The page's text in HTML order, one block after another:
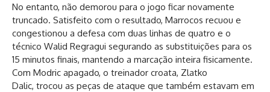
No entanto, não demorou para o jogo ficar novamente
truncado. Satisfeito com o resultado, Marrocos recuou e
congestionou a defesa com duas linhas de quatro e o
técnico Walid Regragui segurando as substituições para os
15 minutos finais, mantendo a marcação inteira fisicamente.
Com Modric apagado, o treinador croata, Zlatko
Dalic, trocou as peças de ataque que também estavam em